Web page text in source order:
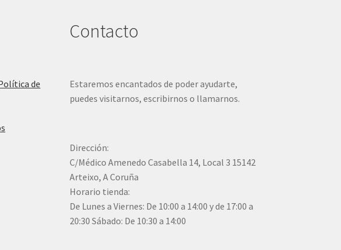
de
Contacto
Estaremos encantados de poder ayudarte,
puedes visitarnos, escribirnos o llamarnos.
Dirección:
C/Médico Amenedo Casabella 14, Local 3 15142
Arteixo, A Coruña
Horario tienda:
De Lunes a Viernes: De 10:00 a 14:00 y de 17:00 a
20:30 Sábado: De 10:30 a 14:00